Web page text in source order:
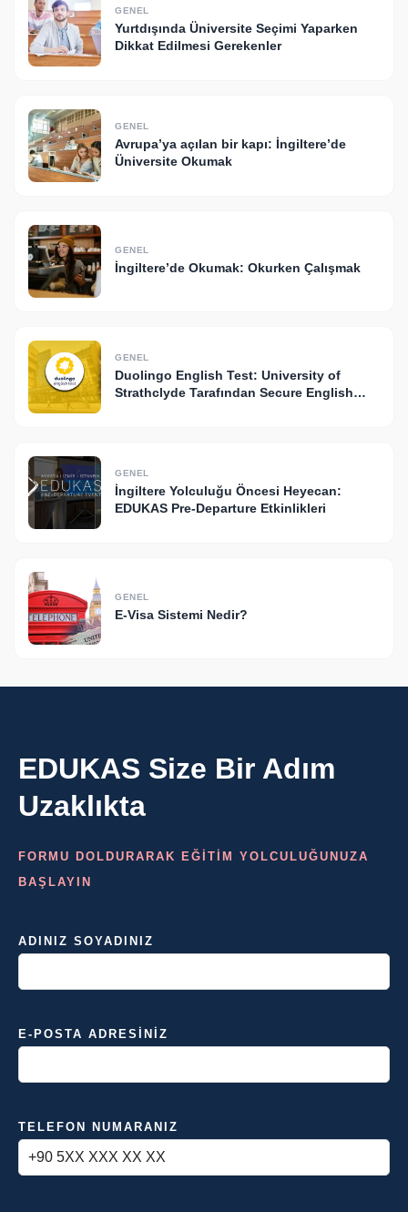
GENEL
Yurtdışında Üniversite Seçimi Yaparken
Dikkat Edilmesi Gerekenler
GENEL
Avrupa’ya açılan bir kapı: İngiltere’de
Üniversite Okumak
GENEL
İngiltere’de Okumak: Okurken Çalışmak
GENEL
Duolingo English Test: University of
Strathclyde Tarafından Secure English
GENEL
İngiltere Yolculuğu Öncesi Heyecan:
EDUKAS Pre-Departure Etkinlikleri
GENEL
E-Visa Sistemi Nedir?
EDUKAS Size Bir Adım
Uzaklıkta
FORMU DOLDURARAK EĞİTİM YOLCULUĞUNUZA
BAŞLAYIN
ADINIZ SOYADINIZ
E-POSTA ADRESINIZ
TELEFON NUMARANIZ